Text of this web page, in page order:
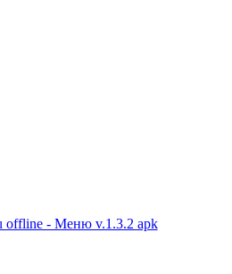
offline - Меню v.1.3.2 apk